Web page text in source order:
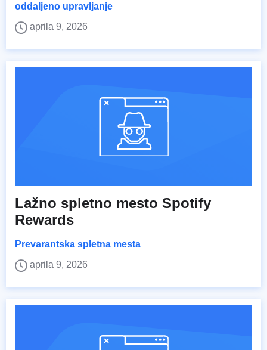
oddaljeno upravljanje
aprila 9, 2026
Lažno spletno mesto Spotify
Rewards
Prevarantska spletna mesta
aprila 9, 2026